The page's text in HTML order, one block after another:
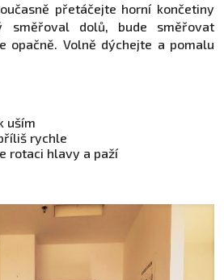
přetáčejte horní končetiny
směřoval dolů, bude směřovat
opačně. Volně dýchejte a pomalu
uším
rychle
rotaci hlavy a paží